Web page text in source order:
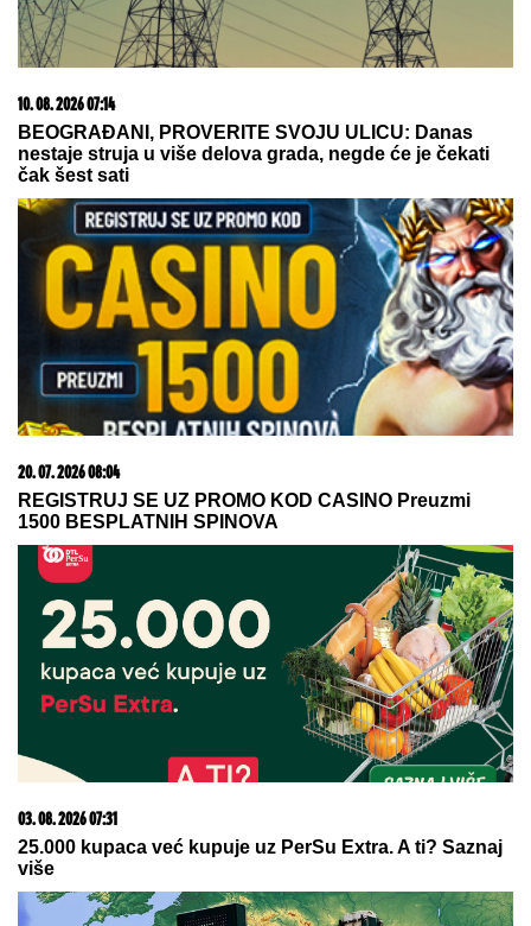
Žene masovno bacaju DRVENE DASKE ZA SEČENJE
hrane i kupuju alternativu koja se lako održava i
olakšava posao u kuhinji
JELENA I SLOBA RADANOVIĆ
UHVAĆENI U CRNOJ GORI NAKON
SKANDALA:Sa njima su i sinovi